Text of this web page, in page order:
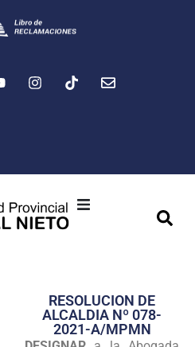
Transparencia
Seguridad
RESOLUCION DE
ALCALDIA Nº 078-
2021-A/MPMN